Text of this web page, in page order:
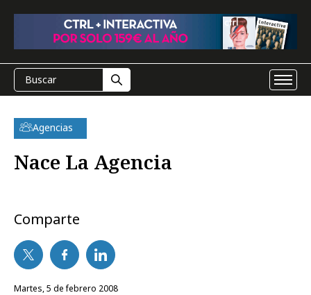
Agencias
Nace La Agencia
Comparte
martes, 5 de febrero 2008